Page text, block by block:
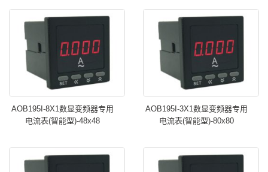
AOB195I-8X1数显变频器专用
电流表(智能型)-48x48
AOB195I-3X1数显变频器专用
电流表(智能型)-80x80